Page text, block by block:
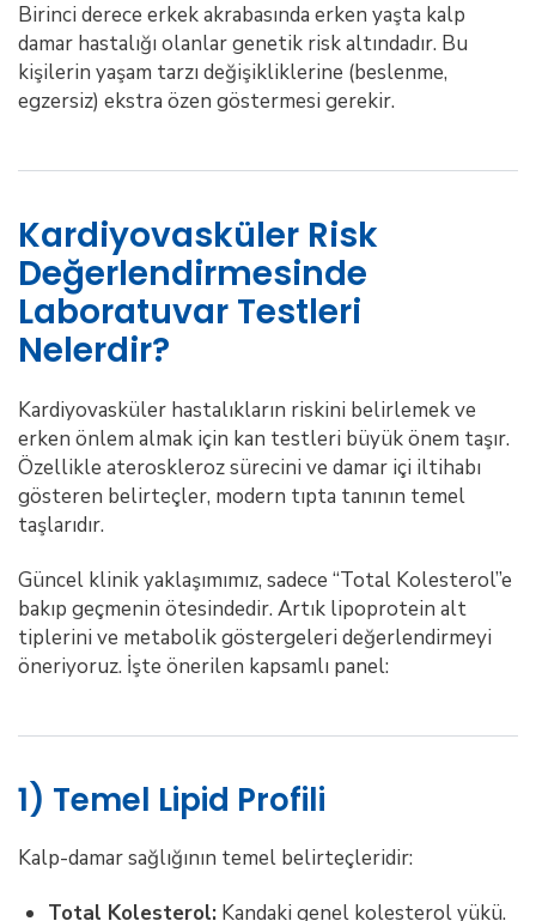
Birinci derece erkek akrabasında erken yaşta kalp
damar hastalığı olanlar genetik risk altındadır. Bu
kişilerin yaşam tarzı değişikliklerine (beslenme,
egzersiz) ekstra özen göstermesi gerekir.
Kardiyovasküler Risk
Değerlendirmesinde
Laboratuvar Testleri
Nelerdir?
Kardiyovasküler hastalıkların riskini belirlemek ve
erken önlem almak için kan testleri büyük önem taşır.
Özellikle ateroskleroz sürecini ve damar içi iltihabı
gösteren belirteçler, modern tıpta tanının temel
taşlarıdır.
Güncel klinik yaklaşımımız, sadece “Total Kolesterol”e
bakıp geçmenin ötesindedir. Artık lipoprotein alt
tiplerini ve metabolik göstergeleri değerlendirmeyi
öneriyoruz. İşte önerilen kapsamlı panel:
1) Temel Lipid Profili
Kalp-damar sağlığının temel belirteçleridir:
Total Kolesterol: Kandaki genel kolesterol yükü.